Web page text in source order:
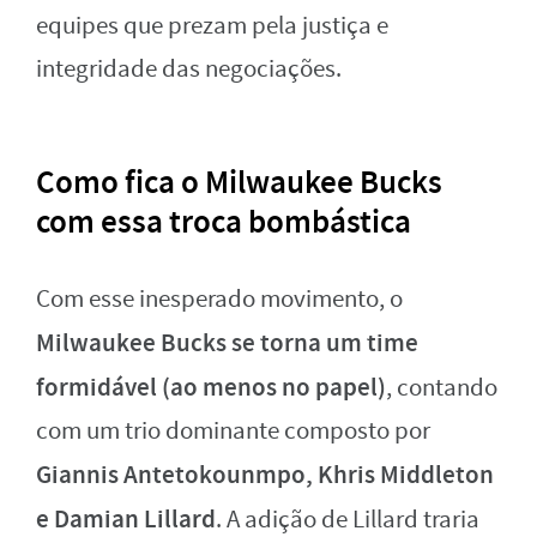
equipes que prezam pela justiça e
integridade das negociações.
Como fica o Milwaukee Bucks
com essa troca bombástica
Com esse inesperado movimento, o
Milwaukee Bucks se torna um time
formidável (ao menos no papel), contando
com um trio dominante composto por
Giannis Antetokounmpo, Khris Middleton
e Damian Lillard. A adição de Lillard traria